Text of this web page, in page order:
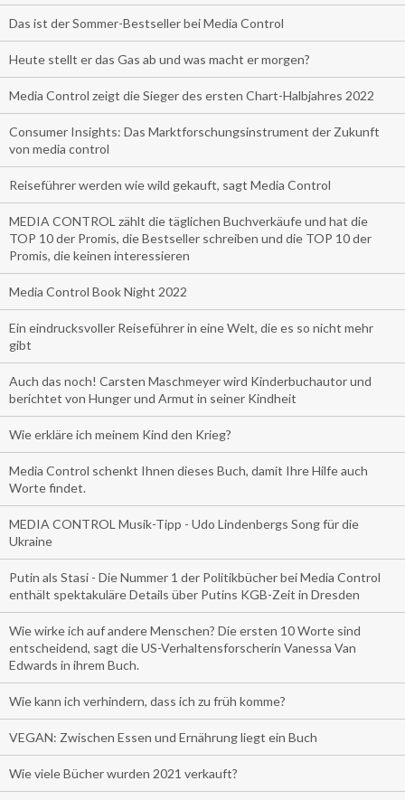
Das ist der Sommer-Bestseller bei Media Control
Heute stellt er das Gas ab und was macht er morgen?
Media Control zeigt die Sieger des ersten Chart-Halbjahres 2022
Consumer Insights: Das Marktforschungsinstrument der Zukunft
von media control
Reiseführer werden wie wild gekauft, sagt Media Control
MEDIA CONTROL zählt die täglichen Buchverkäufe und hat die
TOP 10 der Promis, die Bestseller schreiben und die TOP 10 der
Promis, die keinen interessieren
Media Control Book Night 2022
Ein eindrucksvoller Reiseführer in eine Welt, die es so nicht mehr
gibt
Auch das noch! Carsten Maschmeyer wird Kinderbuchautor und
berichtet von Hunger und Armut in seiner Kindheit
Wie erkläre ich meinem Kind den Krieg?
Media Control schenkt Ihnen dieses Buch, damit Ihre Hilfe auch
Worte findet.
MEDIA CONTROL Musik-Tipp - Udo Lindenbergs Song für die
Ukraine
Putin als Stasi - Die Nummer 1 der Politikbücher bei Media Control
enthält spektakuläre Details über Putins KGB-Zeit in Dresden
Wie wirke ich auf andere Menschen? Die ersten 10 Worte sind
entscheidend, sagt die US-Verhaltensforscherin Vanessa Van
Edwards in ihrem Buch.
Wie kann ich verhindern, dass ich zu früh komme?
VEGAN: Zwischen Essen und Ernährung liegt ein Buch
Wie viele Bücher wurden 2021 verkauft?